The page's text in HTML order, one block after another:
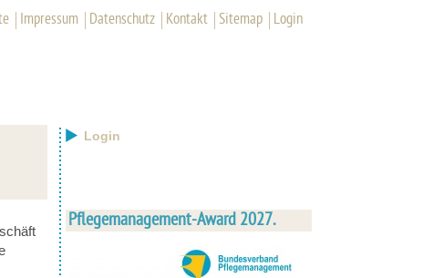
Impressum Datenschutz Kontakt Sitemap Login
Login
Pflegemanagement-Award 2027.